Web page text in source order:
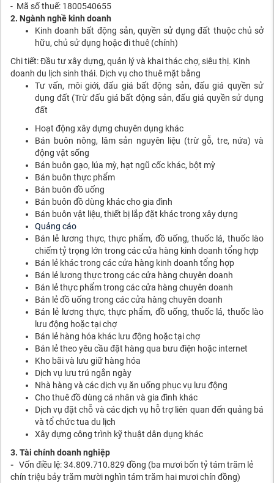
- Mã số thuế: 1800540655
2. Ngành nghề kinh doanh
Kinh doanh bất động sản, quyền sử dụng đất thuộc chủ sở
hữu, chủ sử dụng hoặc đi thuê (chính)
Chi tiết: Đầu tư xây dựng, quản lý và khai thác chợ, siêu thị. Kinh
doanh du lịch sinh thái. Dịch vụ cho thuê mặt bằng
Tư vấn, môi giới, đấu giá bất động sản, đấu giá quyền sử
dụng đất (Trừ đấu giá bất động sản, đấu giá quyền sử dụng
đất
Hoạt động xây dựng chuyên dụng khác
Bán buôn nông, lâm sản nguyên liệu (trừ gỗ, tre, nứa) và
động vật sống
Bán buôn gạo, lúa mỳ, hạt ngũ cốc khác, bột mỳ
Bán buôn thực phẩm
Bán buôn đồ uống
Bán buôn đồ dùng khác cho gia đình
Bán buôn vật liệu, thiết bị lắp đặt khác trong xây dựng
Quảng cáo
Bán lẻ lương thực, thực phẩm, đồ uống, thuốc lá, thuốc lào
chiếm tỷ trọng lớn trong các cửa hàng kinh doanh tổng hợp
Bán lẻ khác trong các cửa hàng kinh doanh tổng hợp
Bán lẻ lương thực trong các cửa hàng chuyên doanh
Bán lẻ thực phẩm trong các cửa hàng chuyên doanh
Bán lẻ đồ uống trong các cửa hàng chuyên doanh
Bán lẻ lương thực, thực phẩm, đồ uống, thuốc lá, thuốc lào
lưu động hoặc tại chợ
Bán lẻ hàng hóa khác lưu động hoặc tại chợ
Bán lẻ theo yêu cầu đặt hàng qua bưu điện hoặc internet
Kho bãi và lưu giữ hàng hóa
Dịch vụ lưu trú ngắn ngày
Nhà hàng và các dịch vụ ăn uống phục vụ lưu động
Cho thuê đồ dùng cá nhân và gia đình khác
Dịch vụ đặt chỗ và các dịch vụ hỗ trợ liên quan đến quảng bá
và tổ chức tua du lịch
Xây dựng công trình kỹ thuật dân dụng khác
3. Tài chính doanh nghiệp
- Vốn điều lệ: 34.809.710.829 đồng (ba mươi bốn tỷ tám trăm lẻ
chín triệu bảy trăm mười nghìn tám trăm hai mươi chín đồng)